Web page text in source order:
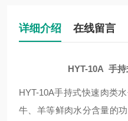
详细介绍 在线留言
HYT-10A 手持
HYT-10A手持式快速肉类
牛、羊等鲜肉水分含量的